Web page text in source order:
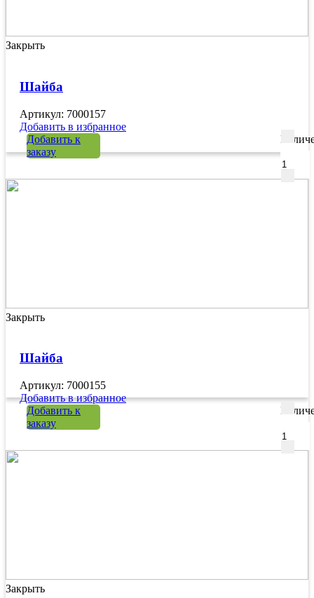
Закрыть
Шайба
Артикул: 7000157
Добавить в избранное
Добавить к
заказу
Закрыть
Шайба
Артикул: 7000155
Добавить в избранное
Добавить к
заказу
Закрыть